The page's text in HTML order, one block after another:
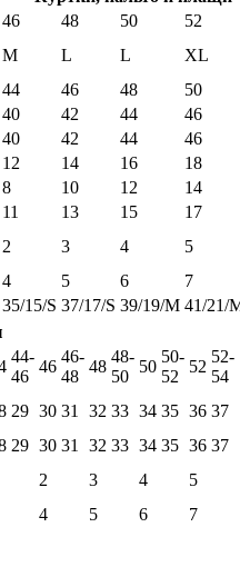
46 48 50
52
M L L
XL
44 46 48
50
40 42 44
46
40 42 44
46
12 14 16
18
8 10 12
14
11 13 15
17
2 3 4
5
4 5 6
7
35/15/S 37/17/S 39/19/M 41/21/
44-
46
46
46-
48
48
48-
50
50
50-
52
52
52-
54
29 30 31 32 33 34 35 36 37
29 30 31 32 33 34 35 36 37
2 3 4
5
4 5 6 7